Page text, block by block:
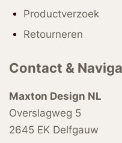
Productverzoek
Retourneren
Contact &
Maxton Design NL
Overslagweg 5
2645 EK Delfgauw